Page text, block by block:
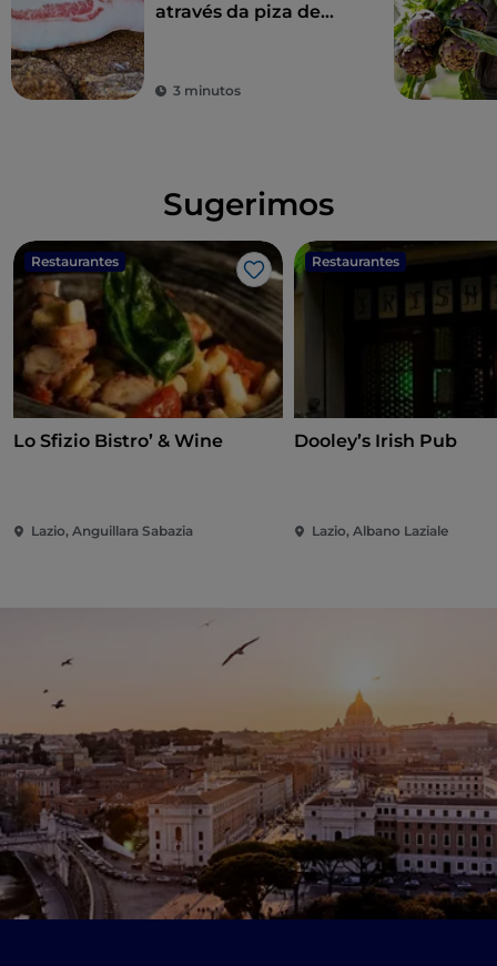
através da piza de
3 minutos
Sugerimos
Restaurantes
Gosto
Lo Sfizio Bistro’ & Wine
Lazio, Anguillara Sabazia
Restaurantes
Dooley’s Irish Pub
Lazio, Albano Laziale